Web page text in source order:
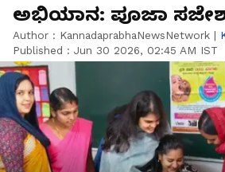
ಅಭಿಯಾನ: ಪೂಜಾ
Author : KannadaprabhaNewsNetwork |
Published : Jun 30 2026, 02:45 AM IST